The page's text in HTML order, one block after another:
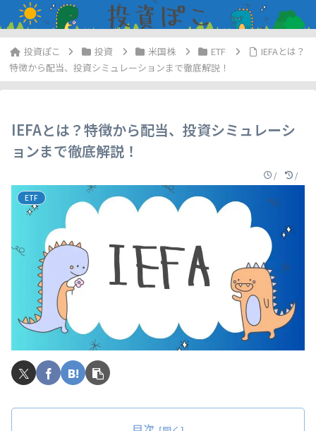
投資 米国株 ETF
IEFAとは？
特徴から配当、投資シミュレーションまで徹底解説！
IEFAとは？特徴から配当、投資シミュレーシ
ョンまで徹底解説！
/ /
ETF